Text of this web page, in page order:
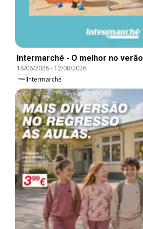
Intermarché - O melhor no verão
18/06/2026- 12/08/2026
Intermarché